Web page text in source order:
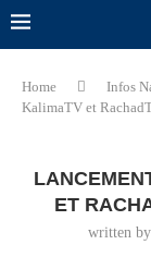
Home Infos
KalimaTV et
ET
written by